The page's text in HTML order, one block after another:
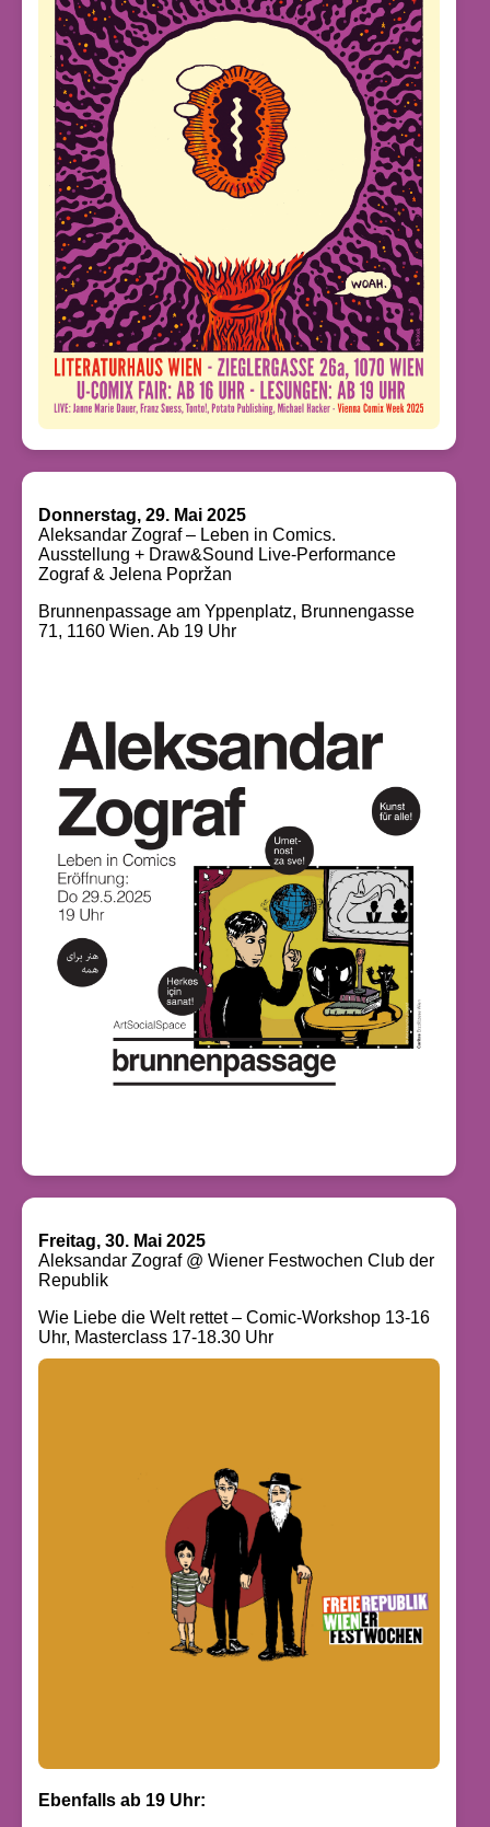
Donnerstag, 29. Mai 2025
Aleksandar Zograf – Leben in Comics.
Ausstellung + Draw&Sound Live-Performance
Zograf & Jelena Popržan
Brunnenpassage am Yppenplatz, Brunnengasse
71, 1160 Wien. Ab 19 Uhr
Freitag, 30. Mai 2025
Aleksandar Zograf @ Wiener Festwochen Club der
Republik
Wie Liebe die Welt rettet – Comic-Workshop 13-16
Uhr, Masterclass 17-18.30 Uhr
Ebenfalls ab 19 Uhr: